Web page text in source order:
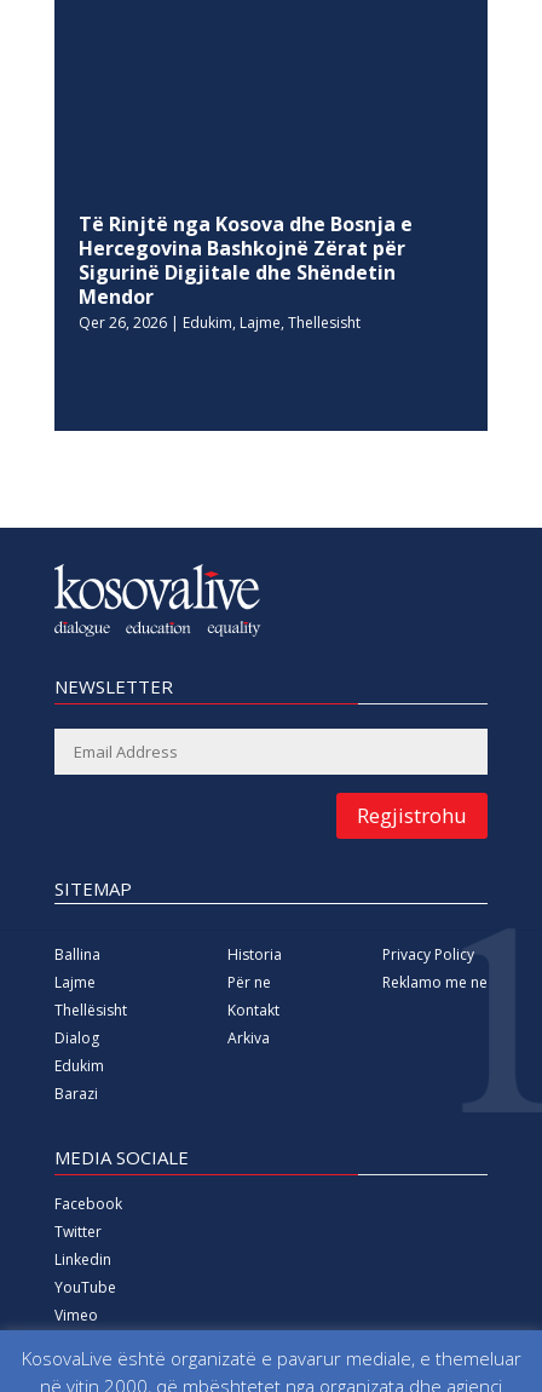
Të Rinjtë nga Kosova dhe Bosnja e
Hercegovina Bashkojnë Zërat për
Sigurinë Digjitale dhe Shëndetin
Mendor
Qer 26, 2026| Edukim, Lajme, Thellesisht
NEWSLETTER
Regjistrohu
SITEMAP
Ballina
Lajme
Thellësisht
Dialog
Edukim
Barazi
Historia
Për ne
Kontakt
Arkiva
Privacy Policy
Reklamo me ne
MEDIA SOCIALE
Facebook
Twitter
Linkedin
YouTube
Vimeo
KosovaLive është organizatë e pavarur mediale, e themeluar
në vitin 2000, që mbështetet nga organizata dhe agjenci